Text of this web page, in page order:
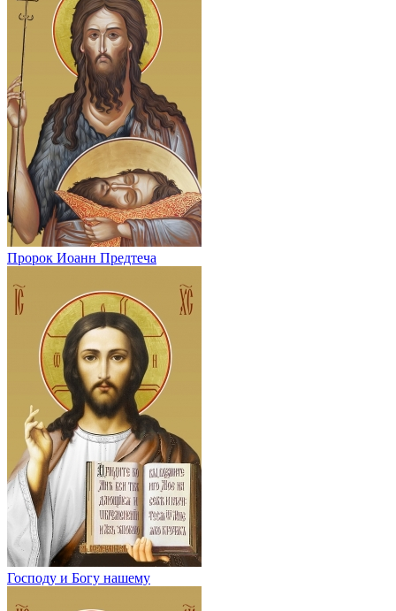
Пророк Иоанн Предтеча
Господу и Богу нашему